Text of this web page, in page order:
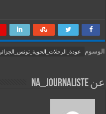
الوسوم عودة_الرحلات_الحوية_تونس_الجزائر
عن na_journaliste